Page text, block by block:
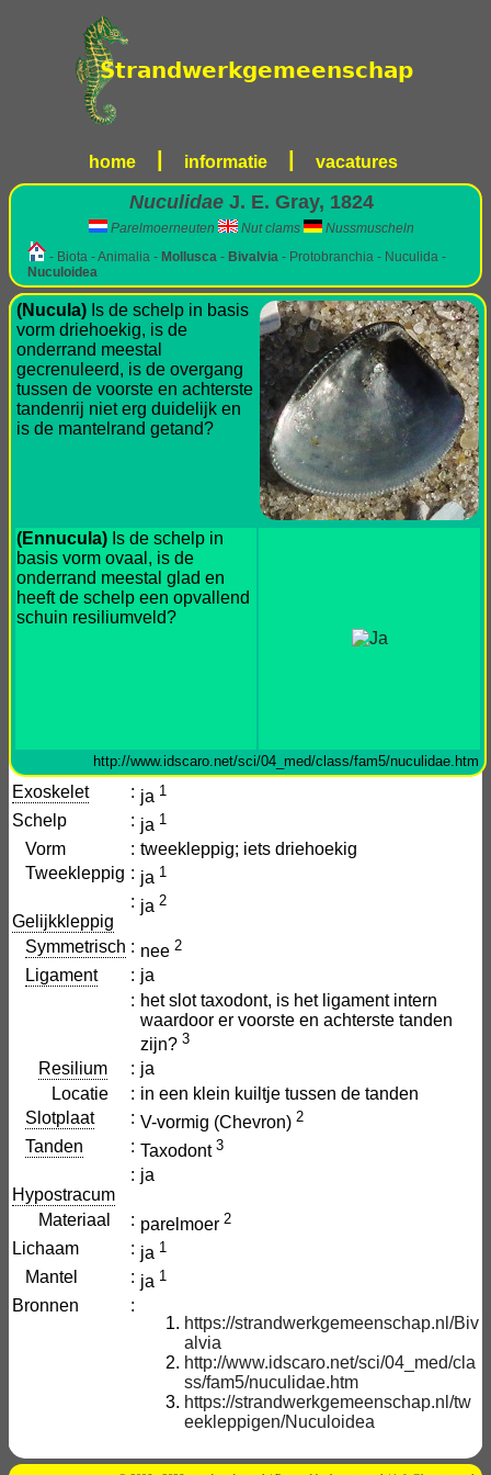
home informatie vacatures
NuculidaeJ. E. Gray, 1824
Parelmoerneuten Nut clams
Nussmuscheln
- Biota - Animalia - Mollusca - Bivalvia - Protobranchia - Nuculida -
Nuculoidea
(Nucula) Is de schelp in basis
vorm driehoekig, is de
onderrand meestal
gecrenuleerd, is de overgang
tussen de voorste en achterste
tandenrij niet erg duidelijk en
is de mantelrand getand?
(Ennucula) Is de schelp in
basis vorm ovaal, is de
onderrand meestal glad en
heeft de schelp een opvallend
schuin resiliumveld?
http://www.idscaro.net/sci/04_med/class/fam5/nuculidae.htm
Exoskelet : ja 1
Schelp : ja 1
Vorm : tweekleppig; iets driehoekig
Tweekleppig : ja 1
Gelijkkleppig
: ja 2
Symmetrisch : nee 2
Ligament : ja
: het slot taxodont, is het ligament intern
waardoor er voorste en achterste tanden
zijn? 3
Resilium : ja
Locatie
: in een klein kuiltje tussen de tanden
Slotplaat
: V-vormig (Chevron) 2
Tanden : Taxodont 3
Hypostracum
: ja
Materiaal : parelmoer 2
Lichaam : ja 1
Mantel : ja 1
Bronnen
:
https://strandwerkgemeenschap.nl/Biv
alvia
http://www.idscaro.net/sci/04_med/cla
ss/fam5/nuculidae.htm
https://strandwerkgemeenschap.nl/tw
eekleppigen/Nuculoidea